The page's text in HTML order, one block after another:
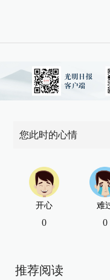
您此时的心情
开心
0
难
0
推荐阅读